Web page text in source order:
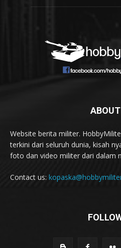
Website berita militer.
terkini dari seluruh dunia, kisah
foto dan video militer dari dalam
Contact us: